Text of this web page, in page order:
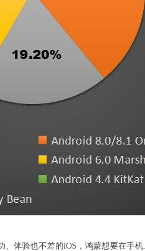
体验也不差的iOS，鸿蒙想要在手机